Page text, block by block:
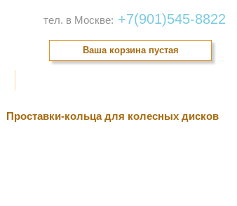
тел. в Москве: +7(901)545-8822
Ваша корзина пустая
Проставки-кольца для колесных дисков